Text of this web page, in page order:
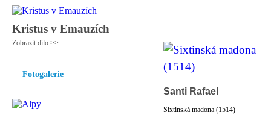
Kristus v Emauzích
Zobrazit dílo >>
Fotogalerie
Santi Rafael
Sixtinská madona (1514)